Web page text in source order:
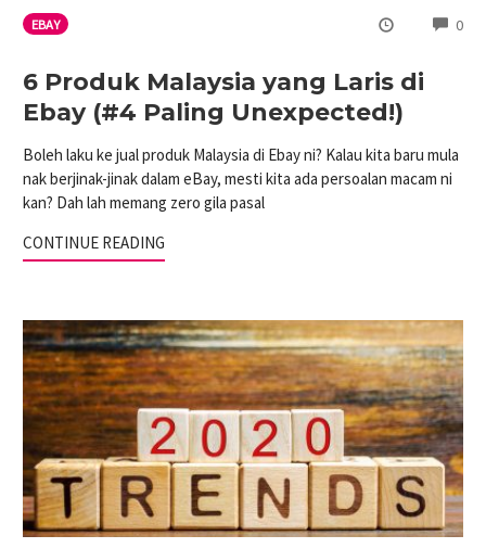
EBAY 0
6 Produk Malaysia yang Laris di
Ebay (#4 Paling Unexpected!)
Boleh laku ke jual produk Malaysia di Ebay ni? Kalau kita baru mula
nak berjinak-jinak dalam eBay, mesti kita ada persoalan macam ni
kan? Dah lah memang zero gila pasal
CONTINUE READING